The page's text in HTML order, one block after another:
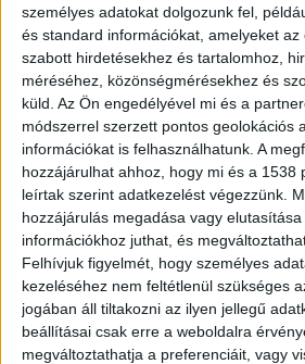
személyes adatokat dolgozunk fel,
és standard információkat, amelyeket az
szabott hirdetésekhez és tartalomhoz,
méréséhez, közönségmérésekhez és
küld. Az Ön engedélyével mi és a
módszerrel szerzett pontos geolokációs
információkat is felhasználhatunk. A
hozzájárulhat ahhoz, hogy mi és a 1538
leírtak szerint adatkezelést végezzünk.
hozzájárulás megadása vagy
információkhoz juthat, és
Felhívjuk figyelmét, hogy személyes
kezeléséhez nem feltétlenül szükséges
jogában áll tiltakozni az ilyen jellegű
beállításai csak erre a weboldalra
megváltoztathatja a preferenciáit, vagy
híreit ide kattintva éred el.
A nyaraló udvarán
Az udvarban viszont két autó
tulajdonosai – a nyaraló lakói
figyelték a helikopter
Medikopter személyzete az
bizonságos magasságba
segítségével kérte a
álljanak ki az autókkal az